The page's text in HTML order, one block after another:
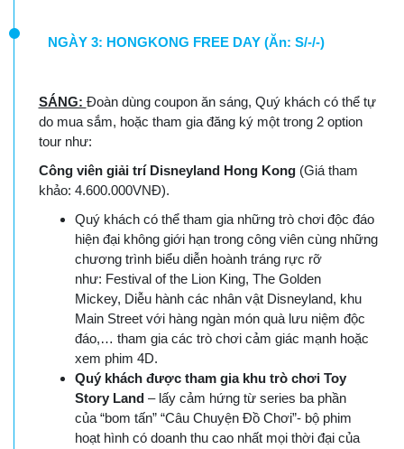
NGÀY 3: HONGKONG FREE DAY (Ăn: S/-/-)
SÁNG: Đoàn dùng coupon ăn sáng, Quý khách có thể tự
do mua sắm, hoặc tham gia đăng ký một trong 2 option
tour như:
Công viên giải trí Disneyland Hong Kong(Giá tham
khảo: 4.600.000VNĐ).
Quý khách có thể tham gia những trò chơi độc đáo
hiện đại không giới hạn trong công viên cùng những
chương trình biểu diễn hoành tráng rực rỡ
như: Festival of the Lion King, The Golden
Mickey, Diễu hành các nhân vật Disneyland, khu
Main Street với hàng ngàn món quà lưu niệm độc
đáo,… tham gia các trò chơi cảm giác mạnh hoặc
xem phim 4D.
Quý khách được tham gia khu trò chơi Toy
Story Land – lấy cảm hứng từ series ba phần
của “bom tấn” “Câu Chuyện Đồ Chơi”- bộ phim
hoạt hình có doanh thu cao nhất mọi thời đại của